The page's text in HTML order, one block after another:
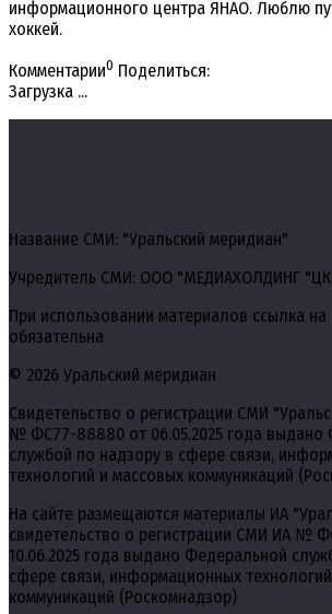
информационного центра ЯНАО. Люблю
хоккей.
Комментарии0 Поделиться:
Загрузка ...
Название СМИ: "Уральский меридиан"
Учредитель СМИ: ООО "МЕДИАХОЛДИНГ
При использовании материалов ссылка на
обязательна
© 2026 Уральский меридиан
Свидетельство о регистрации СМИ
№ ФС77-88880 от 06.05.2025 года выдано
службой по надзору в сфере связи,
технологий и массовых коммуникаций
На сайте размещаются материалы ИА
свидетельство о регистрации СМИ ИА №
10.06.2025 года выдано Федеральной
сфере связи, информационных
коммуникаций (Роскомнадзор)